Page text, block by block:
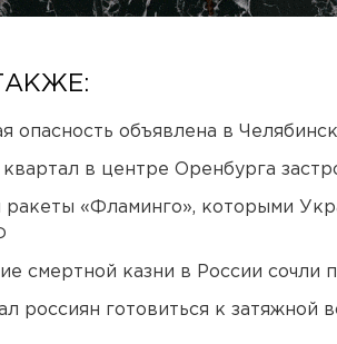
опасность объявлена в
в центре Оренбурга
«Фламинго», которыми
смертной казни в России сочли
россиян готовиться к затяжной